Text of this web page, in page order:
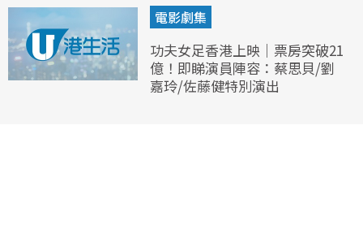
電影劇集
功夫女足香港上映｜票房突破21
億！即睇演員陣容：蔡思貝/劉
嘉玲/佐藤健特別演出